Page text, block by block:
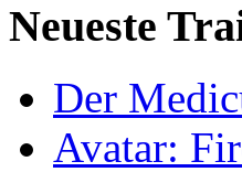
Neueste
Der
Avatar: